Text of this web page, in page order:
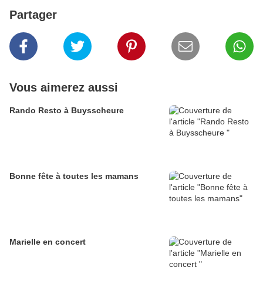
Partager
Vous aimerez aussi
Rando Resto à Buysscheure
Bonne fête à toutes les mamans
Marielle en concert